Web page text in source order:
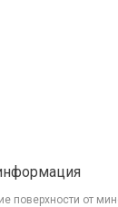
поверхности от